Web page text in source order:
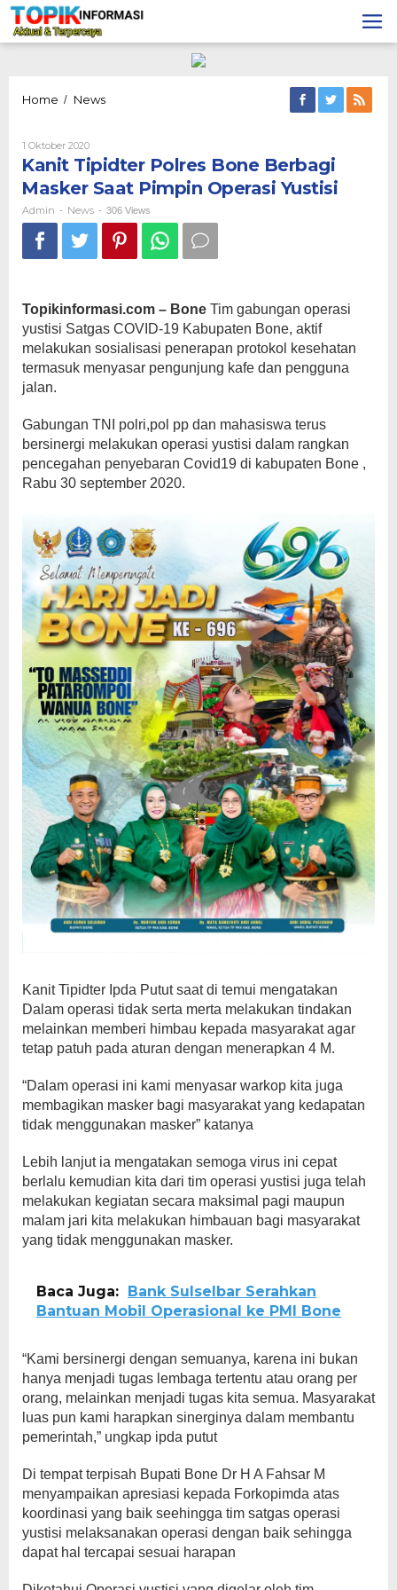
Lewati
konten
Home / NewsKanit
Berbagi
Saat
Pimpin
Operasi
Yustisi
1 Oktober 2020Oleh
Admin
Kanit Tipidter Polres Bone Berbagi
Masker Saat Pimpin Operasi Yustisi
Admin - News - 306 Views
Topikinformasi.com – Bone Tim gabungan operasi
yustisi Satgas COVID-19 Kabupaten Bone, aktif
melakukan sosialisasi penerapan protokol kesehatan
termasuk menyasar pengunjung kafe dan pengguna
jalan.
Gabungan TNI polri,pol pp dan mahasiswa terus
bersinergi melakukan operasi yustisi dalam rangkan
pencegahan penyebaran Covid19 di kabupaten Bone ,
Rabu 30 september 2020.
Kanit Tipidter Ipda Putut saat di temui mengatakan
Dalam operasi tidak serta merta melakukan tindakan
melainkan memberi himbau kepada masyarakat agar
tetap patuh pada aturan dengan menerapkan 4 M.
“Dalam operasi ini kami menyasar warkop kita juga
membagikan masker bagi masyarakat yang kedapatan
tidak menggunakan masker” katanya
Lebih lanjut ia mengatakan semoga virus ini cepat
berlalu kemudian kita dari tim operasi yustisi juga telah
melakukan kegiatan secara maksimal pagi maupun
malam jari kita melakukan himbauan bagi masyarakat
yang tidak menggunakan masker.
Baca Juga:
Bank Sulselbar Serahkan
Bantuan Mobil Operasional ke PMI Bone
“Kami bersinergi dengan semuanya, karena ini bukan
hanya menjadi tugas lembaga tertentu atau orang per
orang, melainkan menjadi tugas kita semua. Masyarakat
luas pun kami harapkan sinerginya dalam membantu
pemerintah,” ungkap ipda putut
Di tempat terpisah Bupati Bone Dr H A Fahsar M
menyampaikan apresiasi kepada Forkopimda atas
koordinasi yang baik seehingga tim satgas operasi
yustisi melaksanakan operasi dengan baik sehingga
dapat hal tercapai sesuai harapan